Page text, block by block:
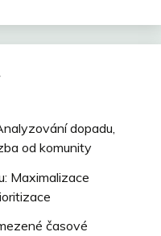
dopadu,
od komunity
Maximalizace
časové